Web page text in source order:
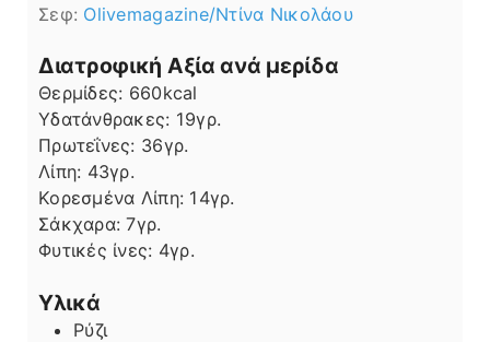
Σεφ: Olivemagazine/Ντίνα Νικολάου
Διατροφική Αξία ανά μερίδα
Θερμίδες: 660kcal
Υδατάνθρακες: 19γρ.
Πρωτεΐνες: 36γρ.
Λίπη
Λίπη: 43γρ.
Κορεσμένα Λίπη: 14γρ.
Σάκχαρα:7γρ.
Φυτικές ίνες: 4γρ.
Υλικά
Ρύζι